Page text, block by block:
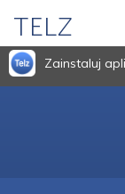
TELZ
Zainstaluj